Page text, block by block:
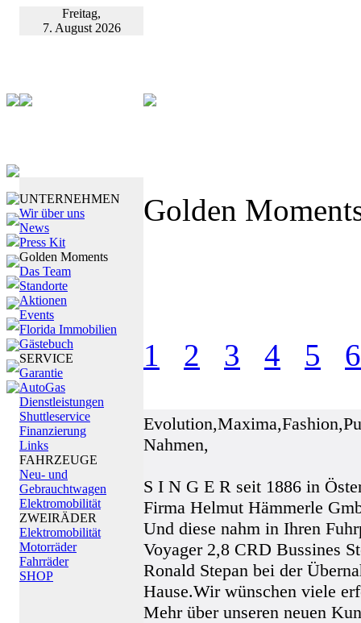
Freitag,
7. August 2026
UNTERNEHMEN
Wir über uns
News
Press Kit
Golden Moments
Das Team
Standorte
Aktionen
Events
Florida Immobilien
Gästebuch
SERVICE
Garantie
AutoGas
Dienstleistungen
Shuttleservice
Finanzierung
Links
FAHRZEUGE
Neu- und
Gebrauchtwagen
Elektromobilität
ZWEIRÄDER
Elektromobilität
Motorräder
Fahrräder
SHOP
Golden
1 2 3 4 5 6
Nahmen,
S I N G E R seit 1886 in
Firma Helmut Hämmerle
Und diese nahm in Ihren
Voyager 2,8 CRD Bussines
Ronald Stepan bei der
Hause.Wir wünschen viele
Mehr über unseren neuen